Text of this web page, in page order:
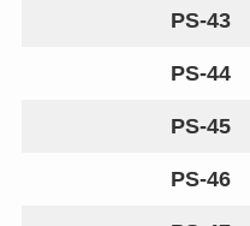
PS-43
PS-44
PS-45
PS-46